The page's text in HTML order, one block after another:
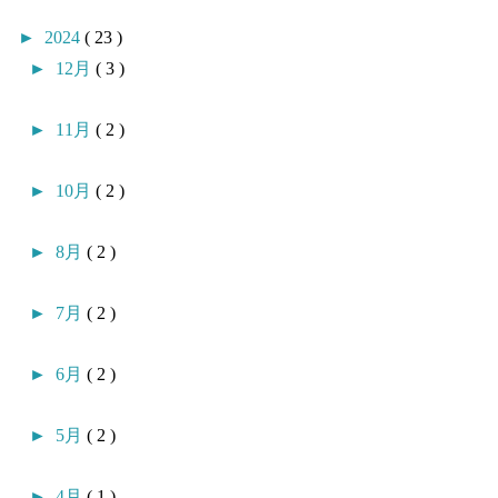
► 2024 ( 23 )
► 12月 ( 3 )
► 11月 ( 2 )
► 10月 ( 2 )
► 8月 ( 2 )
► 7月 ( 2 )
► 6月 ( 2 )
► 5月 ( 2 )